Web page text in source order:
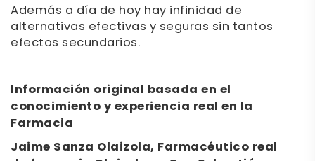
Además a día de hoy hay infinidad de
alternativas efectivas y seguras sin tantos
efectos secundarios.
Información original basada en el
conocimiento y experiencia real en la
Farmacia
Jaime Sanza Olaizola, Farmacéutico real